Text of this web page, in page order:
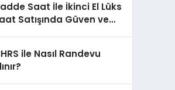
Işkın Kökü Sirkesi
Saat İle İkinci El Lüks
Satışında Güven ve
ile Nasıl Randevu